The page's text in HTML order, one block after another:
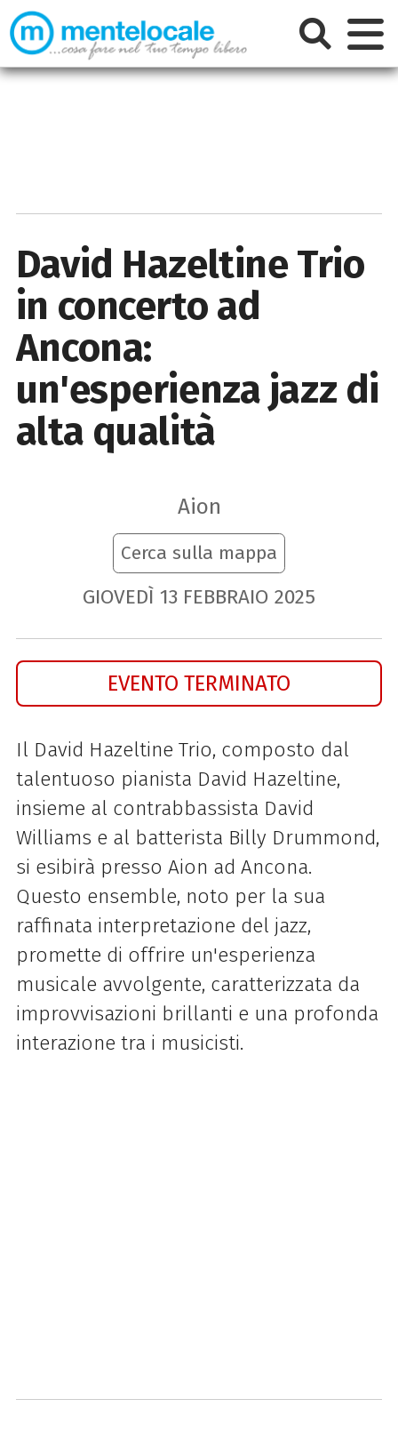
David Hazeltine Trio
in concerto ad
Ancona:
un'esperienza jazz di
alta qualità
Aion
Cerca sulla mappa
GIOVEDÌ 13 FEBBRAIO 2025
EVENTO TERMINATO
Il David Hazeltine Trio, composto dal
talentuoso pianista David Hazeltine,
insieme al contrabbassista David
Williams e al batterista Billy Drummond,
si esibirà presso Aion ad Ancona.
Questo ensemble, noto per la sua
raffinata interpretazione del jazz,
promette di offrire un'esperienza
musicale avvolgente, caratterizzata da
improvvisazioni brillanti e una profonda
interazione tra i musicisti.